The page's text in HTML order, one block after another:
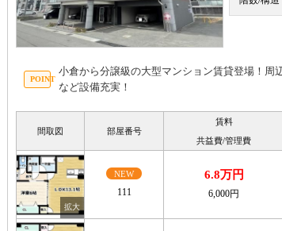
小倉から分譲級の大型マンション賃貸登場！周
など設備充実！
間取図 部屋番号
賃料
共益費/管理費
NEW
111
6.8万円
6,000円